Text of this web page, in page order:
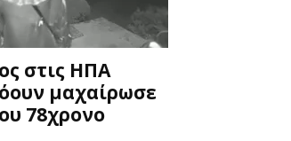
στις ΗΠΑ
μαχαίρωσε
78χρονο